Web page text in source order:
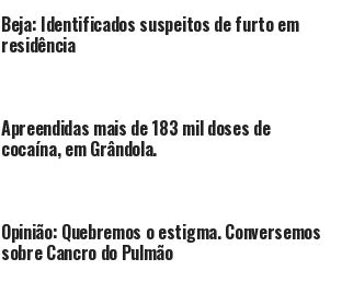
Beja: Identificados suspeitos de furto em
residência
Apreendidas mais de 183 mil doses de
cocaína, em Grândola.
Opinião: Quebremos o estigma. Conversemos
sobre Cancro do Pulmão